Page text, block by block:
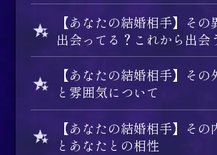
【あなたの結婚相手】その
出会ってる？これから出会
【あなたの結婚相手】そ
と雰囲気について
【あなたの結婚相手】そ
とあなたとの相性